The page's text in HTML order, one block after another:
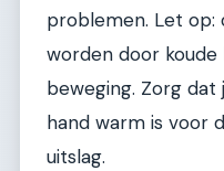
problemen. Let op:
worden door koude
beweging. Zorg
hand warm is voor
uitslag.